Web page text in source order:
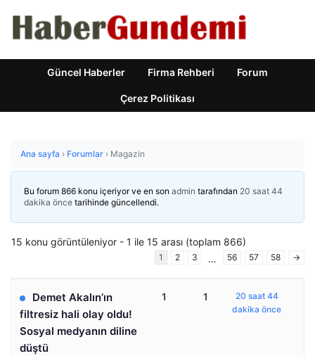
Güncel Haberler Firma Rehberi Forum
Çerez Politikası
Ana sayfa › Forumlar › Magazin
Bu forum 866 konu içeriyor ve en son admin tarafından 20 saat 44
dakika önce tarihinde güncellendi.
15 konu görüntüleniyor - 1 ile 15 arası (toplam 866)
1 2 3 … 56 57 58 →
Demet Akalın’ın
filtresiz hali olay oldu!
Sosyal medyanın diline
düştü
1 1
20 saat 44
dakika önce